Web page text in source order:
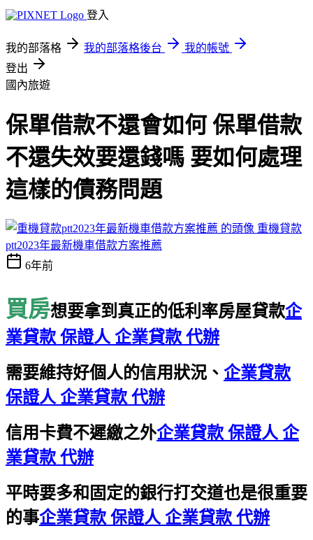
登入
我的部落格 我的部落格後台
我的帳號
登出
國內旅遊
保單借款不還會如何 保單借款
不還失效要還錢嗎 要如何處理
這樣的債務問題
重機貸款
ptt2023年最新機車借款方案推薦
6年前
買房想要拿到真正的低利率房屋貸款企
業貸款 保證人 企業貸款 代辦
需要維持好個人的信用狀況、 企業貸款
保證人 企業貸款 代辦
信用卡費不遲繳之外企業貸款 保證人 企
業貸款 代辦
平時要多和固定的銀行打交道也是很重要
的事企業貸款 保證人 企業貸款 代辦